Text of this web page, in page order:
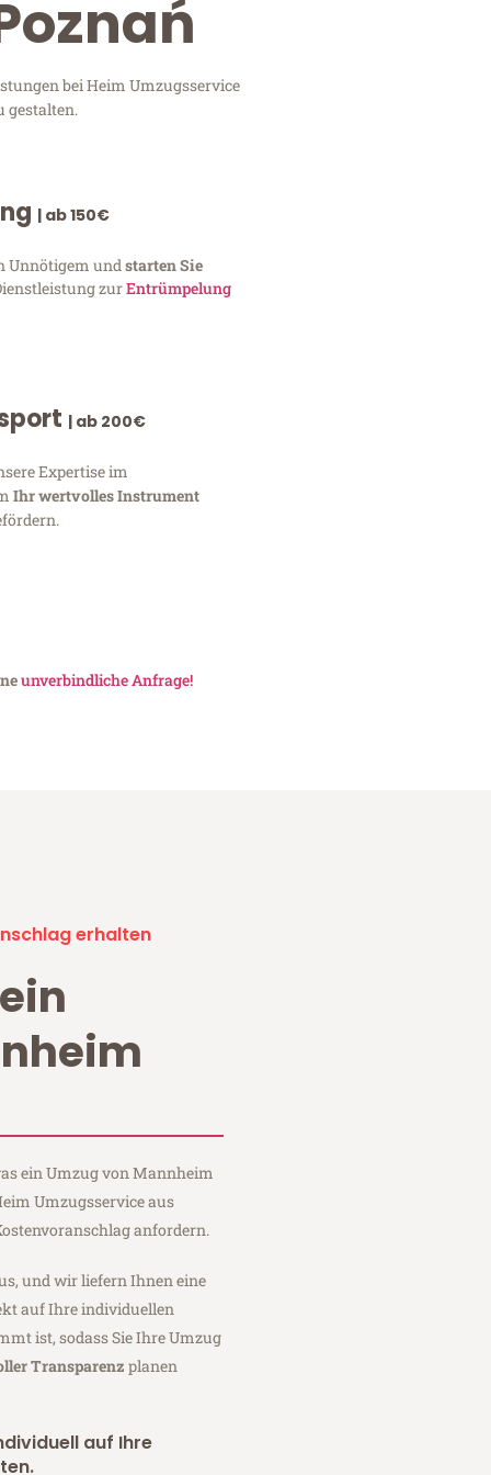
bei Heim Umzugsservice
gestalten.
| ab 150€
Unnötigem undstarten Sie
zurEntrümpelung
| ab 200€
Expertise im
Ihr wertvolles Instrument
unverbindliche Anfrage!
erhalten
ein Umzug von Mannheim
Umzugsservice aus
anfordern.
und wir liefern Ihnen eine
auf Ihre individuellen
ist, sodass Sie Ihre Umzug
Transparenz planen
auf Ihre